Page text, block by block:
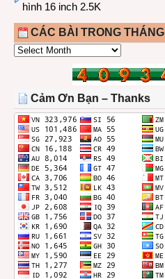
hình 16 inch 2.5K
CÁC BÀI TRONG THÁNG
CÁC
THÁNG
Cảm Ơn Bạn – Thanks